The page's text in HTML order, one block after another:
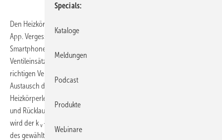
Den Heizkörper-Ventildatenschieber von Honeywell gibt es nun als
App. Vergessene Unterlagen auf der Baustelle waren gestern, mit dem
Smartphone ist die App zur Berechnung der Voreinstellwerte der
Ventileinsätze schnell zur Hand und übernimmt die Ermittlung des
richtigen Ventils und der jeweiligen Ventilvoreinstellung beim
Austausch des Ventileinsatzes. Anwender geben die
Heizkörperleistung und die Temperaturspreizung zwischen Vorlauf-
und Rücklauftemperatur ein. Nach Auswahl des passenden Ventiltyps
wird der k v -Wert des Ventils sowie die erforderliche Voreinstellung
des gewählten Ventiltyps angezeigt. So lässt sich einfach und vor Ort
Specials
Kataloge
Meldungen
Podcast
Produkte
Webinare